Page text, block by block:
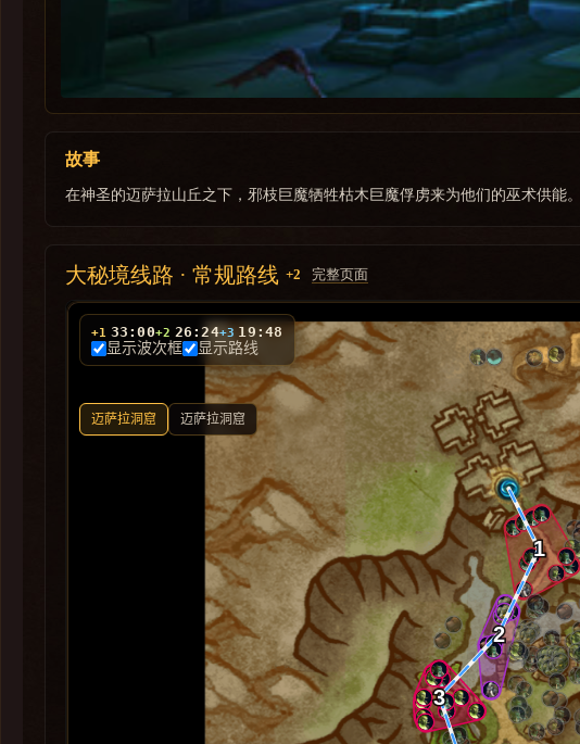
故事
在神圣的迈萨拉山丘之下，邪枝巨魔牺牲枯木巨魔俘虏来为他们的巫术供
大秘境线路 · 常规路线 +2 完整页面